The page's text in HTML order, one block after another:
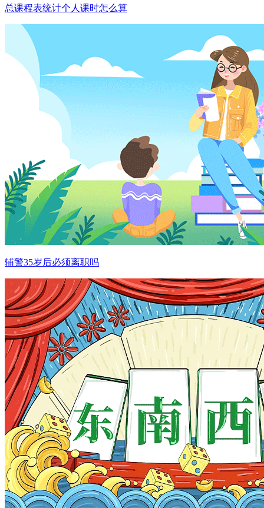
总课程表统计个人课时怎么算
辅警35岁后必须离职吗